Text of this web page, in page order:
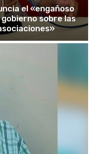
el «engañoso
sobre las